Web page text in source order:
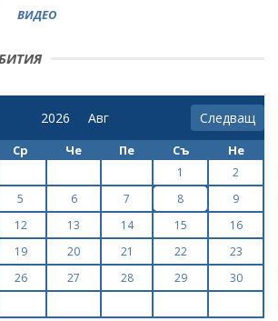
ВИДЕО
Следващ
Ср Че Пе Съ Не
1
2
5 6 7 8
9
12 13 14 15
16
19 20 21 22
23
26 27 28 29
30